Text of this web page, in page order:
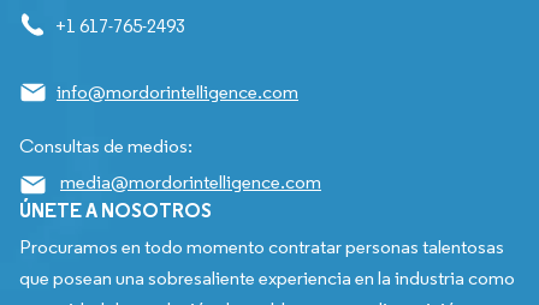
+1 617-765-2493
info@mordorintelligence.com
Consultas de medios:
media@mordorintelligence.com
ÚNETE A NOSOTROS
Procuramos en todo momento contratar personas talentosas
que posean una sobresaliente experiencia en la industria como